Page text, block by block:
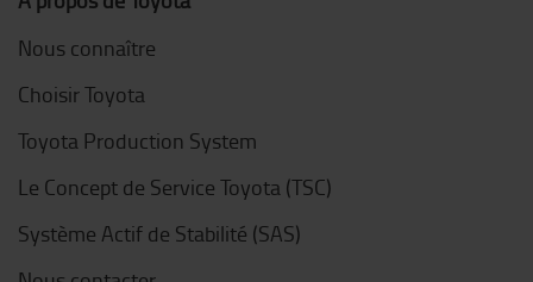
Nous connaître
Choisir Toyota
Toyota Production System
Le Concept de Service Toyota (TSC)
Système Actif de Stabilité (SAS)